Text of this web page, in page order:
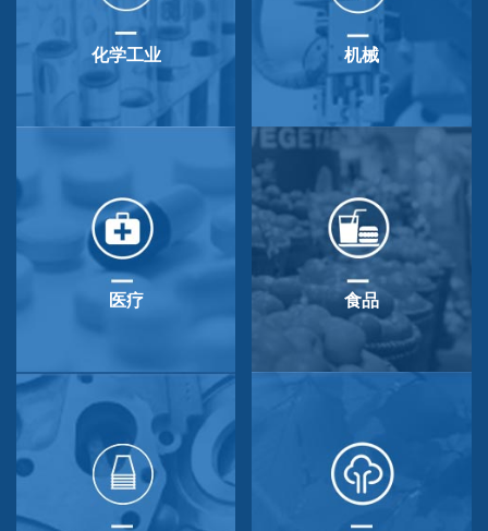
化学工业 机械
医疗 食品